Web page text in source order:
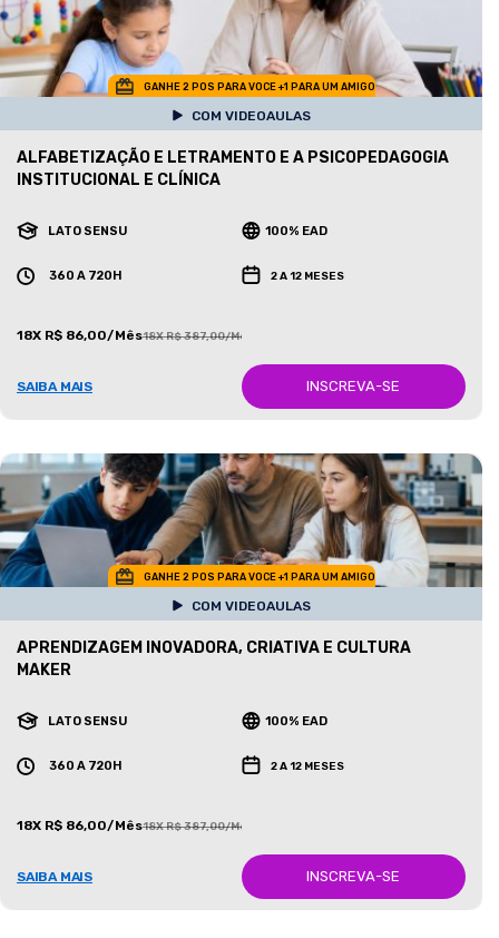
GANHE 2 POS PARA VOCE +1 PARA UM AMIGO
COM VIDEOAULAS
ALFABETIZAÇÃO E LETRAMENTO E A PSICOPEDAGOGIA
INSTITUCIONAL E CLÍNICA
LATO SENSU 100% EAD
360 A 720H 2 A 12 MESES
18X R$ 86,00/Mês18X R$ 387,00/Mês
SAIBA MAIS INSCREVA-SE
GANHE 2 POS PARA VOCE +1 PARA UM AMIGO
COM VIDEOAULAS
APRENDIZAGEM INOVADORA, CRIATIVA E CULTURA
MAKER
LATO SENSU 100% EAD
360 A 720H 2 A 12 MESES
18X R$ 86,00/Mês18X R$ 387,00/Mês
SAIBA MAIS INSCREVA-SE